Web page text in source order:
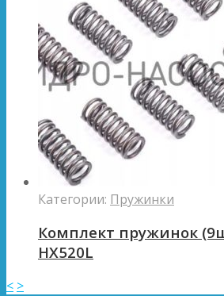
Категории: Пружинки
Комплект пружинок
HX520L
< >